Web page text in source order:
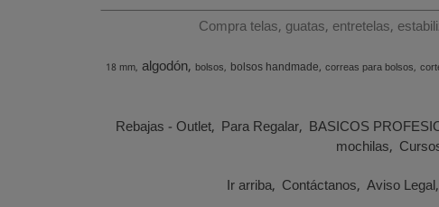
Compra telas, guatas, entretelas,
18 mm algodón bolsos bolsos handmade correas para bolsos
Rebajas - Outlet Para Regalar BASICOS
mochilas
Ir arriba Contáctanos Aviso Legal